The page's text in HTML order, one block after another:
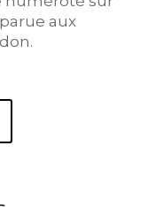
aux